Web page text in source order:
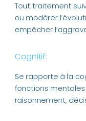
Tout traitement
ou modérer
empêcher
Cognitif:
Se rapporte à la
fonctions
raisonnement,